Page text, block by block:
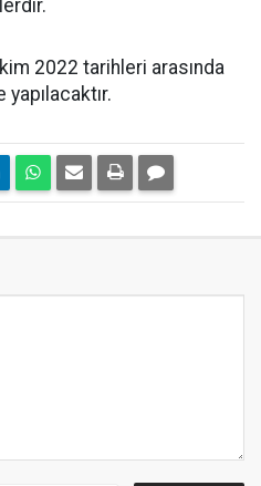
2022 tarihleri arasında